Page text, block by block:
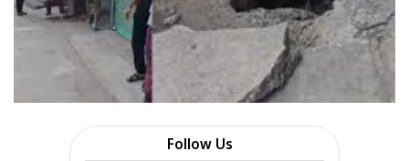
Follow Us